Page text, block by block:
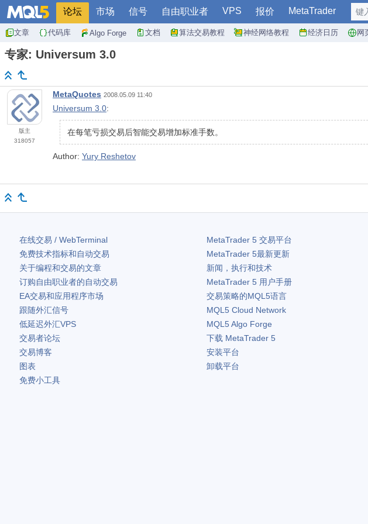
论坛 市场 信号 自由职业者 VPS 报价 MetaTrader
文章 代码库 Algo Forge 文档 算法交易教程 神经网络教程 经济日历 网
键
专家: Universum 3.0
版主
318057
MetaQuotes 2008.05.09 11:40
Universum 3.0:
在每笔亏损交易后智能交易增加标准手数。
Author: Yury Reshetov
在线交易 / WebTerminal
免费技术指标和自动交易
关于编程和交易的文章
订购自由职业者的自动交易
EA交易和应用程序市场
跟随外汇信号
低延迟外汇VPS
交易者论坛
交易博客
图表
免费小工具
MetaTrader 5交易平台
MetaTrader 5最新更新
新闻，执行和技术
MetaTrader 5用户手册
交易策略的MQL5语言
MQL5 Cloud Network
MQL5 Algo Forge
下载 MetaTrader 5
安装平台
卸载平台